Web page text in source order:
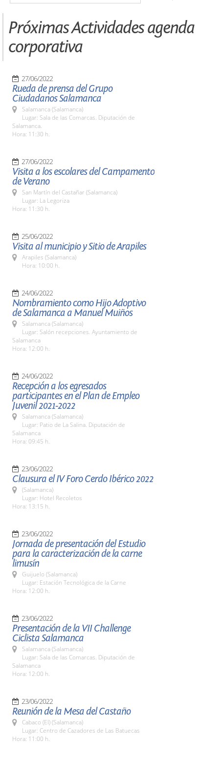
Próximas Actividades agenda
corporativa
27/06/2022
Rueda de prensa del Grupo
Ciudadanos Salamanca
Salamanca (Salamanca)
Lugar: Sala de las Comarcas. Diputación de
Salamanca.
Hora: 11:30 h.
27/06/2022
Visita a los escolares del Campamento
de Verano
San Martín del Castañar (Salamanca)
Lugar: La Legoriza
Hora: 11:30 h.
25/06/2022
Visita al municipio y Sitio de Arapiles
Arapiles (Salamanca)
Hora: 10:00 h.
24/06/2022
Nombramiento como Hijo Adoptivo
de Salamanca a Manuel Muiños
Salamanca (Salamanca)
Lugar: Salón recepciones. Ayuntamiento de
Salamanca
Hora: 12:00 h.
24/06/2022
Recepción a los egresados
participantes en el Plan de Empleo
Juvenil 2021-2022
Salamanca (Salamanca)
Lugar: Patio de La Salina. Diputación de
Salamanca
Hora: 09:45 h.
23/06/2022
Clausura el IV Foro Cerdo Ibérico 2022
(Salamanca)
Lugar: Hotel Recoletos
Hora: 13:15 h.
23/06/2022
Jornada de presentación del Estudio
para la caracterización de la carne
limusín
Guijuelo (Salamanca)
Lugar: Estación Tecnológica de la Carne
Hora: 12:00 h.
23/06/2022
Presentación de la VII Challenge
Ciclista Salamanca
Salamanca (Salamanca)
Lugar: Sala de las Comarcas. Diputación de
Salamanca
Hora: 12:00 h.
23/06/2022
Reunión de la Mesa del Castaño
Cabaco (El) (Salamanca)
Lugar: Centro de Cazadores de Las Batuecas
Hora: 11:00 h.